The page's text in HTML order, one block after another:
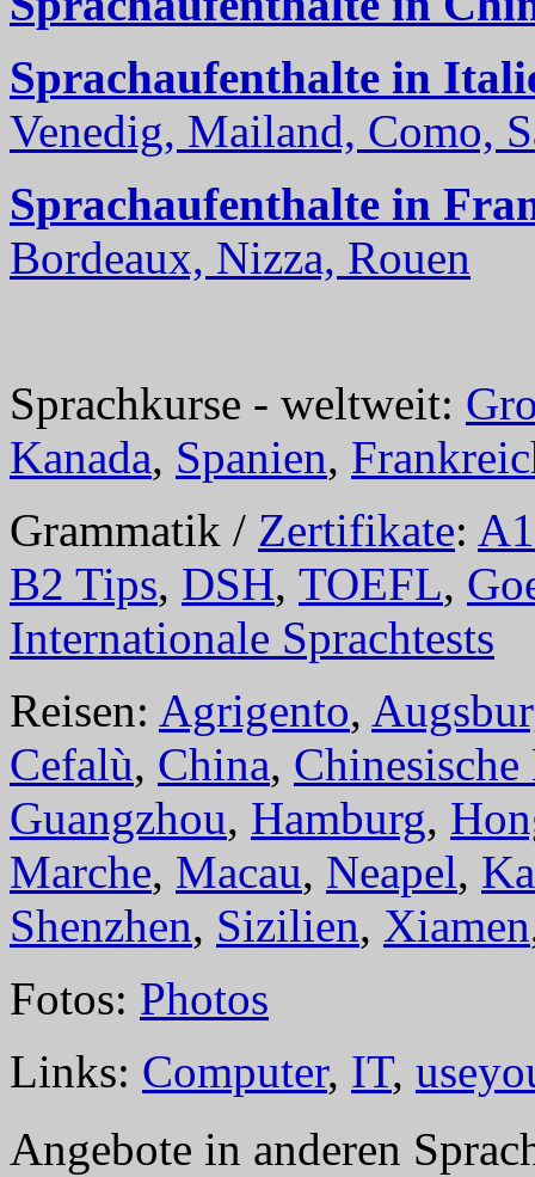
Sprachaufenthalte in
Venedig, Mailand, Como,
Sprachaufenthalte in
Bordeaux, Nizza, Rouen
Sprachkurse - weltweit:
Kanada, Spanien,
Grammatik / Zertifikate: A1
B2 Tips, DSH, TOEFL,
Internationale Sprachtests
Reisen: Agrigento,
Cefalù, China, Chinesische
Guangzhou, Hamburg,
Marche, Macau, Neapel,
Shenzhen, Sizilien, Xiamen
Fotos: Photos
Links: Computer, IT,
Angebote in anderen